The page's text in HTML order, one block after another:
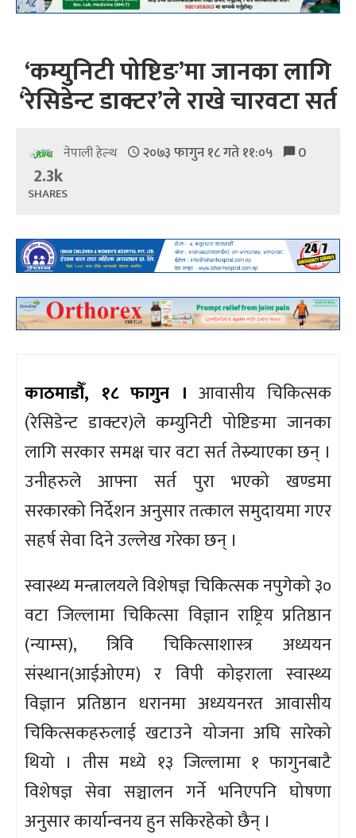
‘कम्युनिटी पोष्टिङ’मा जानका लागि
‘रेसिडेन्ट डाक्टर’ले राखे चारवटा सर्त
नेपाली हेल्थ २०७३ फागुन १८ गते ११:०५ 0
2.3k
SHARES
काठमाडौँ, १८ फागुन । आवासीय चिकित्सक
(रेसिडेन्ट डाक्टर)ले कम्युनिटी पोष्टिङमा जानका
लागि सरकार समक्ष चार वटा सर्त तेस्र्याएका छन् ।
उनीहरुले आफ्ना सर्त पुरा भएको खण्डमा
सरकारको निर्देशन अनुसार तत्काल समुदायमा गएर
सहर्ष सेवा दिने उल्लेख गरेका छन् ।
स्वास्थ्य मन्त्रालयले विशेषज्ञ चिकित्सक नपुगेको ३०
वटा जिल्लामा चिकित्सा विज्ञान राष्ट्रिय प्रतिष्ठान
(न्याम्स), त्रिवि चिकित्साशास्त्र अध्ययन
संस्थान(आईओएम) र विपी कोइराला स्वास्थ्य
विज्ञान प्रतिष्ठान धरानमा अध्ययनरत आवासीय
चिकित्सकहरुलाई खटाउने योजना अघि सारेको
थियो । तीस मध्ये १३ जिल्लामा १ फागुनबाटै
विशेषज्ञ सेवा सञ्चालन गर्ने भनिएपनि घोषणा
अनुसार कार्यान्वनय हुन सकिरहेको छैन् ।